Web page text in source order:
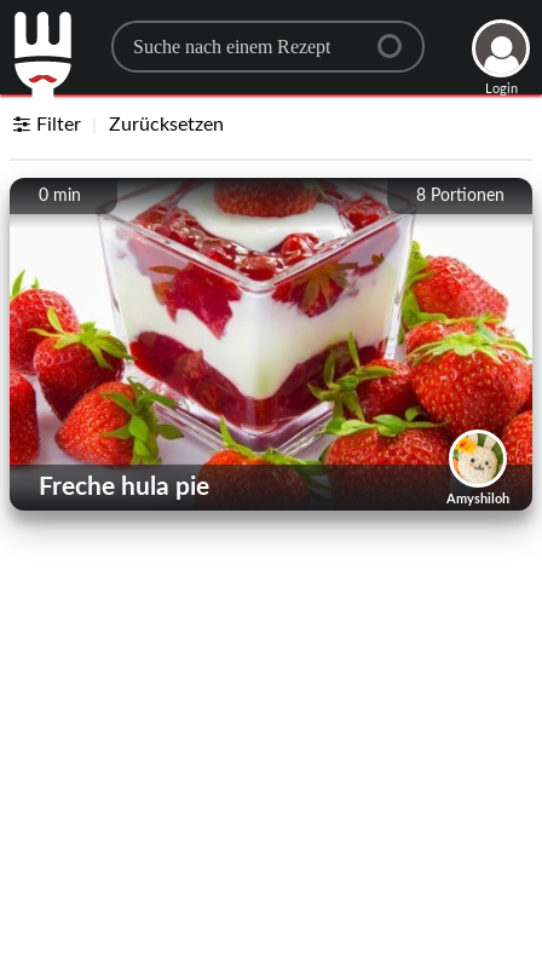
Search for a recipe
Login
Filter Zurücksetzen
8 Portionen
0 min
Amyshiloh
Freche hula pie